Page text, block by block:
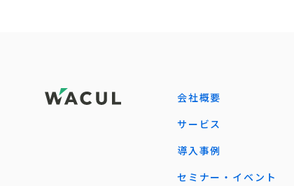
会社概要
サービス
導入事例
セミナー・イベント